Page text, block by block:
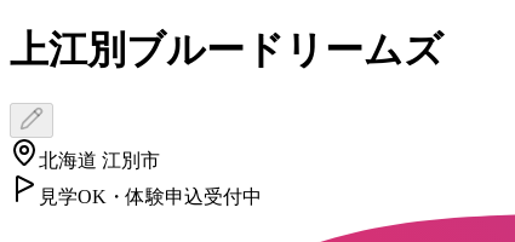
上江別ブルードリームズ
北海道 江別市
見学OK・体験申込受付中